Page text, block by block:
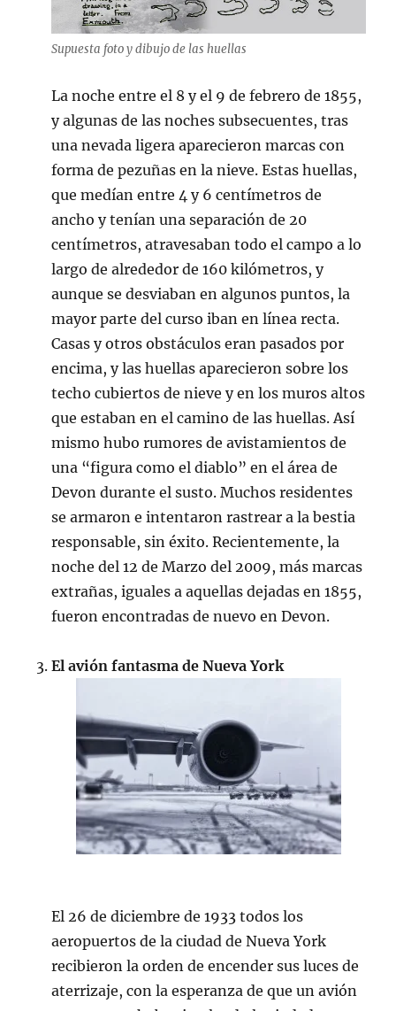
Supuesta foto y dibujo de las huellas
La noche entre el 8 y el 9 de febrero de 1855,
y algunas de las noches subsecuentes, tras
una nevada ligera aparecieron marcas con
forma de pezuñas en la nieve. Estas huellas,
que medían entre 4 y 6 centímetros de
ancho y tenían una separación de 20
centímetros, atravesaban todo el campo a lo
largo de alrededor de 160 kilómetros, y
aunque se desviaban en algunos puntos, la
mayor parte del curso iban en línea recta.
Casas y otros obstáculos eran pasados por
encima, y las huellas aparecieron sobre los
techo cubiertos de nieve y en los muros altos
que estaban en el camino de las huellas. Así
mismo hubo rumores de avistamientos de
una “figura como el diablo” en el área de
Devon durante el susto. Muchos residentes
se armaron e intentaron rastrear a la bestia
responsable, sin éxito. Recientemente, la
noche del 12 de Marzo del 2009, más marcas
extrañas, iguales a aquellas dejadas en 1855,
fueron encontradas de nuevo en Devon.
El avión fantasma de Nueva York
El 26 de diciembre de 1933 todos los
aeropuertos de la ciudad de Nueva York
recibieron la orden de encender sus luces de
aterrizaje, con la esperanza de que un avión